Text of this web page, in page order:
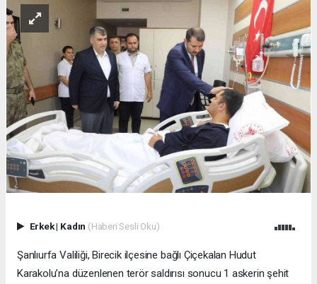
Erkek| Kadın (Haberi Sesli Oku)
Şanlıurfa Valiliği, Birecik ilçesine bağlı Çiçekalan Hudut
Karakolu’na düzenlenen terör saldırısı sonucu 1 askerin şehit